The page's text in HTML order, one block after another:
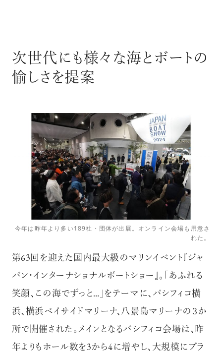
次世代にも様々な海とボートの
愉しさを提案
今年は昨年より多い189社・団体が出展。オンライン会場も用意さ
れた。
第63回を迎えた国内最大級のマリンイベント『ジャ
パン・インターナショナルボートショー』。「あふれる
笑顔、この海でずっと…」をテーマに、パシフィコ横
浜、横浜ベイサイドマリーナ、八景島マリーナの３か
所で開催された。メインとなるパシフィコ会場は、昨
年よりもホール数を3から4に増やし、大規模にブラ